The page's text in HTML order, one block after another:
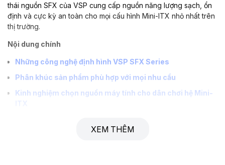
thái nguồn SFX của VSP cung cấp nguồn năng lượng sạch, ổn
định và cực kỳ an toàn cho mọi cấu hình Mini-ITX nhỏ nhất trên
thị trường.
Nội dung chính
Những công nghệ định hình VSP SFX Series
Phân khúc sản phẩm phù hợp với mọi nhu cầu
Kinh nghiệm chọn nguồn máy tính cho dân chơi hệ Mini-
Giải đáp thắc mắc (FAQ)
XEM THÊM